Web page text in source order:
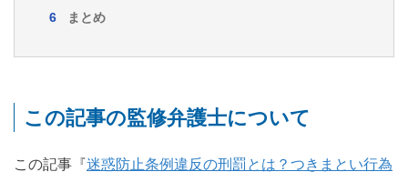
まとめ
この記事の監修弁護士について
この記事『迷惑防止条例違反の刑罰とは？つきまとい行為